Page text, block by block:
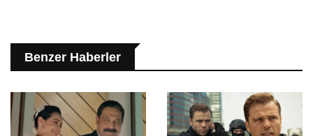
Benzer Haberler